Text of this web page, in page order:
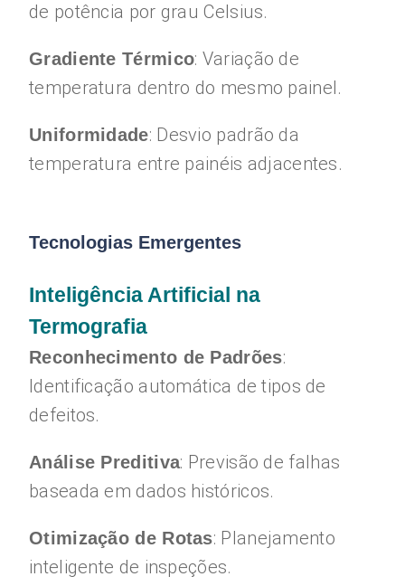
de potência por grau Celsius.
Gradiente Térmico: Variação de
temperatura dentro do mesmo painel.
Uniformidade: Desvio padrão da
temperatura entre painéis adjacentes.
Tecnologias Emergentes
Inteligência Artificial na
Termografia
Reconhecimento de Padrões:
Identificação automática de tipos de
defeitos.
Análise Preditiva: Previsão de falhas
baseada em dados históricos.
Otimização de Rotas: Planejamento
inteligente de inspeções.